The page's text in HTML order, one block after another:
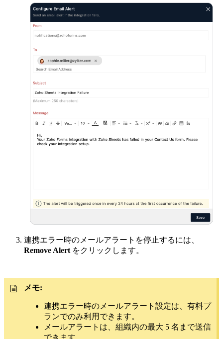
連携エラー時のメールアラートを停止するには、
Remove Alert をクリックします。
メモ:
連携エラー時のメールアラート設定は、有料プ
ランでのみ利用できます。
メールアラートは、組織内の最大 5 名まで送信
できます。